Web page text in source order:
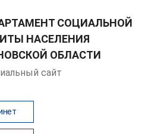
СОЦИАЛЬНОЙ
НАСЕЛЕНИЯ
ОБЛАСТИ
сайт